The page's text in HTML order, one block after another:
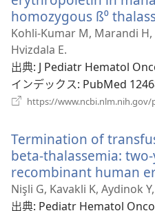
homozygous ß⁰
Kohli-Kumar M, Marandi
Hvizdala E.
出典‎: J Pediatr Hematol
インデックス‎: PubMed
https://www.ncbi.nlm.nih.gov/
Termination of
beta-thalassemia:
recombinant human
Nişli G, Kavakli K, Aydinok
出典‎: Pediatr Hematol